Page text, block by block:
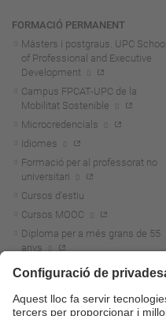
FORMACIÓ PERMANENT
Màsters i postgraus. UPC School
of Professional and Executive
Development
Campus FPCAT-UPC de la
Mobilitat Sostenible
Microcredencials
Idiomes
Formació per al professorat no
universitari
Cursos d'estiu
Cursos MOOC
Diploma per a més grans de 55
anys
R+D+I
Actualitat R+D+I